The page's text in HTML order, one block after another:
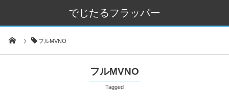
でじたるフラッパー
フルMVNO
フルMVNO
Tagged